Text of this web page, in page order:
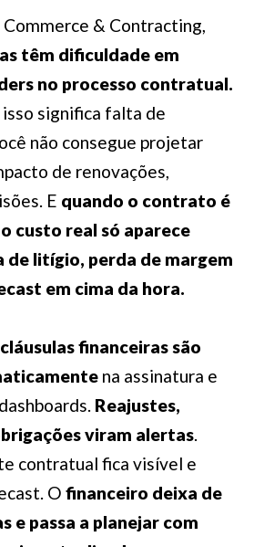
& Contracting,
têm dificuldade em
no processo contratual.
isso significa falta de
não consegue projetar
de renovações,
E quando o contrato é
custo real só aparece
de litígio, perda de margem
em cima da hora.
cláusulas financeiras são
na assinatura e
Reajustes,
viram alertas.
contratual fica visível e
O financeiro deixa de
e passa a planejar com